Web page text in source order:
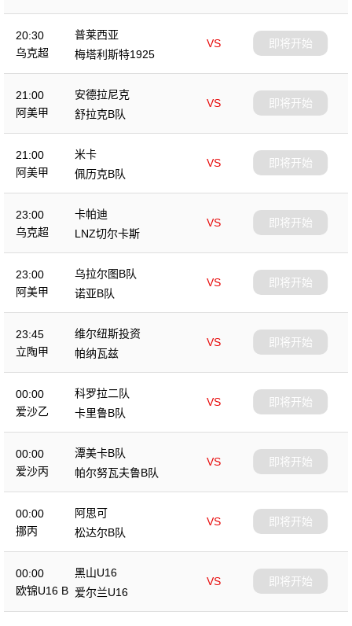
20:30
乌克超
普莱西亚
VS
梅塔利斯特1925
即将开始
21:00
阿美甲
安德拉尼克
VS
舒拉克B队
即将开始
21:00
阿美甲
米卡
VS
佩历克B队
即将开始
23:00
乌克超
卡帕迪
VS
LNZ切尔卡斯
即将开始
23:00
阿美甲
乌拉尔图B队
VS
诺亚B队
即将开始
23:45
立陶甲
维尔纽斯投资
VS
帕纳瓦兹
即将开始
00:00
爱沙乙
科罗拉二队
VS
卡里鲁B队
即将开始
00:00
爱沙丙
潭美卡B队
VS
帕尔努瓦夫鲁B队
即将开始
00:00
挪丙
阿思可
VS
松达尔B队
即将开始
00:00
欧锦U16 B
黑山U16
VS
爱尔兰U16
即将开始